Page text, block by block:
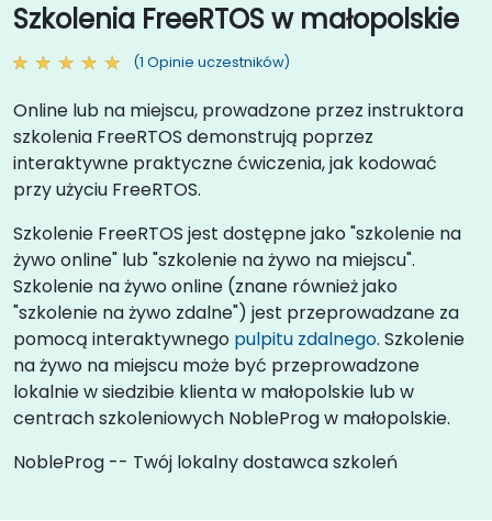
Szkolenia FreeRTOS w małopolskie
(1 Opinie uczestników)
Online lub na miejscu, prowadzone przez instruktora
szkolenia FreeRTOS demonstrują poprzez
interaktywne praktyczne ćwiczenia, jak kodować
przy użyciu FreeRTOS.
Szkolenie FreeRTOS jest dostępne jako "szkolenie na
żywo online" lub "szkolenie na żywo na miejscu".
Szkolenie na żywo online (znane również jako
"szkolenie na żywo zdalne") jest przeprowadzane za
pomocą interaktywnego pulpitu zdalnego. Szkolenie
na żywo na miejscu może być przeprowadzone
lokalnie w siedzibie klienta w małopolskie lub w
centrach szkoleniowych NobleProg w małopolskie.
NobleProg -- Twój lokalny dostawca szkoleń